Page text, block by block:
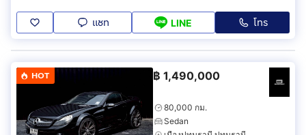
แชท LINE โทร
HOT ฿ 1,490,000
80,000 กม.
Sedan